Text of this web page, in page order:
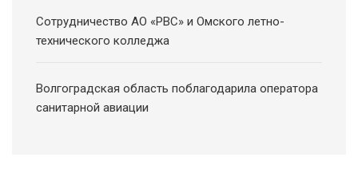
Сотрудничество АО «РВС» и Омского летно-
технического колледжа
Волгоградская область поблагодарила оператора
санитарной авиации